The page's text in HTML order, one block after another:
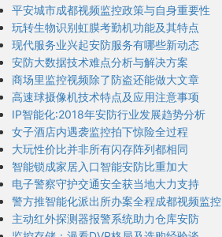
平安城市成都视频监控政策与自身重要性
玩转生物识别虹膜考勤机功能及其特点
现代服务业兴起安防服务有哪些新动态
安防大数据技术难点分析与解决方案
商场里监控视频除了防盗还能做大文章
高速球摄像机技术特点及应用注意事项
IP智能化:2018年安防行业发展趋势分析
女子酒店内遇袭监控拍下惊险全过程
大玩性价比并非所有闪存阵列都相同
智能锁成家居入口智能安防比重加大
电子警察守护交通安全获当地大力支持
警方推智能化派出所办案全程成都视频监控
主动红外探测器报警系统助力仓库安防